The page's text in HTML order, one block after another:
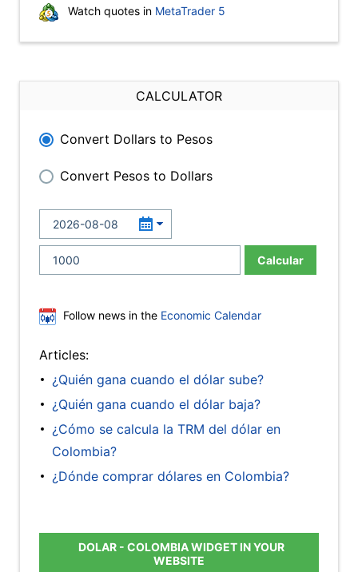
Watch quotes in MetaTrader 5
CALCULATOR
Convert Dollars to Pesos
Convert Pesos to Dollars
Calcular
Follow news in the Economic Calendar
Articles:
¿Quién gana cuando el dólar sube?
¿Quién gana cuando el dólar baja?
¿Cómo se calcula la TRM del dólar en
Colombia?
¿Dónde comprar dólares en Colombia?
DOLAR - COLOMBIA WIDGET IN YOUR
WEBSITE